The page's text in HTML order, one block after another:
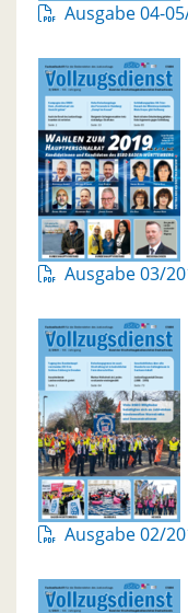
Ausgabe 04-
Ausgabe 03/
Ausgabe 02/